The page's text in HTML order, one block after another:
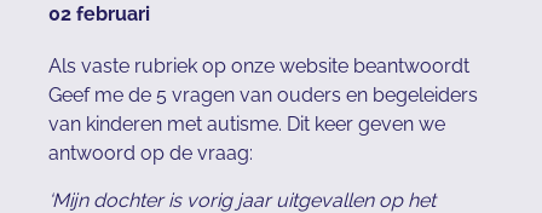
02 februari
Als vaste rubriek op onze website beantwoordt
Geef me de 5 vragen van ouders en begeleiders
van kinderen met autisme. Dit keer geven we
antwoord op de vraag:
‘Mijn dochter is vorig jaar uitgevallen op het